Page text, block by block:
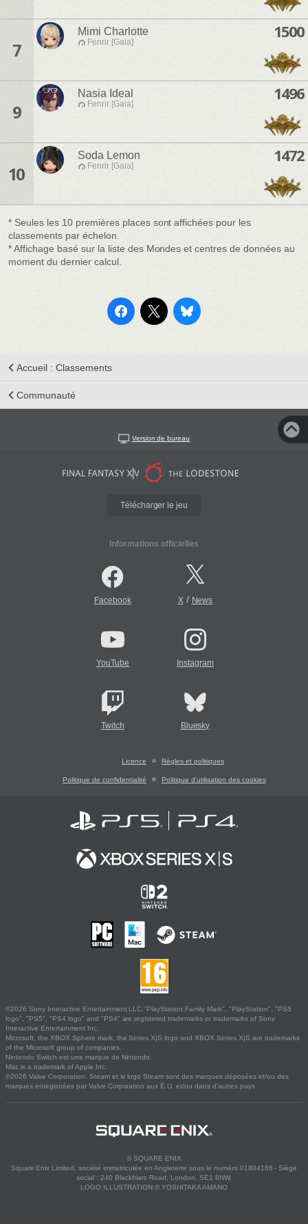
7
Mimi Charlotte
Fenrir [Gaia]
1500
9
Nasia Ideal
Fenrir [Gaia]
1496
10
Soda Lemon
Fenrir [Gaia]
1472
* Seules les 10 premières places sont affichées pour les
classements par échelon.
* Affichage basé sur la liste des Mondes et centres de données au
moment du dernier calcul.
Accueil : Classements
Communauté
Version de bureau
Télécharger le jeu
Informations officielles
Facebook X/ News
YouTube Instagram
Twitch Bluesky
Licence Règles et politiques
Politique de confidentialité Politique d'utilisation des cookies
©2026 Sony Interactive Entertainment LLC."PlayStation Family Mark", "PlayStation", "PS5
logo", "PS5", "PS4 logo" and "PS4" are registered trademarks or trademarks of Sony
Interactive Entertainment Inc.
Microsoft, the XBOX Sphere mark, the Series X|S logo and XBOX Series X|S are trademarks
of the Microsoft group of companies.
Nintendo Switch est une marque de Nintendo.
Mac is a trademark of Apple Inc.
©2026 Valve Corporation. Steam et le logo Steam sont des marques déposées et/ou des
marques enregistrées par Valve Corporation aux É.U. et/ou dans d'autres pays.
© SQUARE ENIX
Square Enix Limited, société immatriculée en Angleterre sous le numéro 01804186 - Siège
social : 240 Blackfriars Road, London, SE1 8NW.
LOGO ILLUSTRATION:© YOSHITAKA AMANO